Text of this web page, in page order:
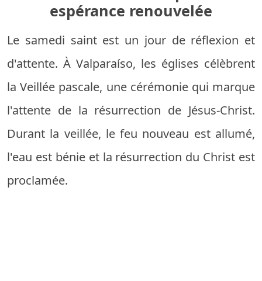
espérance renouvelée
Le samedi saint est un jour de réflexion et
d'attente. À Valparaíso, les églises célèbrent
la Veillée pascale, une cérémonie qui marque
l'attente de la résurrection de Jésus-Christ.
Durant la veillée, le feu nouveau est allumé,
l'eau est bénie et la résurrection du Christ est
proclamée.